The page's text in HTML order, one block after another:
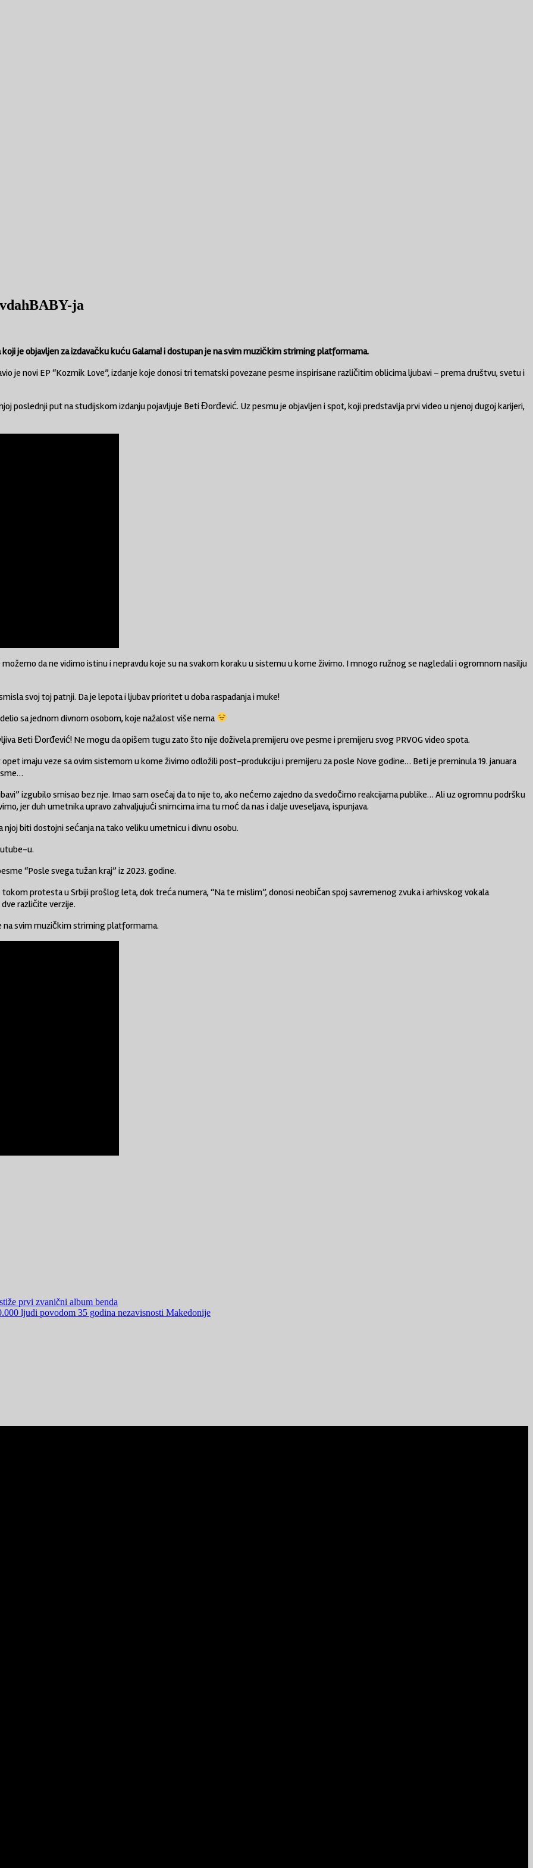
ja
je objavljen za izdavačku kuću Galama! i dostupan je na svim muzičkim striming platformama.
je novi EP “Kozmik Love”, izdanje koje donosi tri tematski povezane pesme inspirisane različitim oblicima ljubavi – prema društvu, svetu i
poslednji put na studijskom izdanju pojavljuje Beti Đorđević. Uz pesmu je objavljen i spot, koji predstavlja prvi video u njenoj dugoj karijeri,
da ne vidimo istinu i nepravdu koje su na svakom koraku u sistemu u kome živimo. I mnogo ružnog se nagledali i ogromnom nasilju
svoj toj patnji. Da je lepota i ljubav prioritet u doba raspadanja i muke!
sa jednom divnom osobom, koje nažalost više nema
Beti Đorđević! Ne mogu da opišem tugu zato što nije doživela premijeru ove pesme i premijeru svog PRVOG video spota.
imaju veze sa ovim sistemom u kome živimo odložili post-produkciju i premijeru za posle Nove godine… Beti je preminula 19. januara
izgubilo smisao bez nje. Imao sam osećaj da to nije to, ako nećemo zajedno da svedočimo reakcijama publike… Ali uz ogromnu podršku
jer duh umetnika upravo zahvaljujući snimcima ima tu moć da nas i dalje uveseljava, ispunjava.
njoj biti dostojni sećanja na tako veliku umetnicu i divnu osobu.
u.
“Posle svega tužan kraj” iz 2023. godine.
protesta u Srbiji prošlog leta, dok treća numera, “Na te mislim”, donosi neobičan spoj savremenog zvuka i arhivskog vokala
različite verzije.
na svim muzičkim striming platformama.
prvi zvanični album benda
ljudi povodom 35 godina nezavisnosti Makedonije